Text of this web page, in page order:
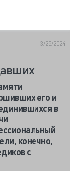
3/25/2024
его и
в
конечно,
с